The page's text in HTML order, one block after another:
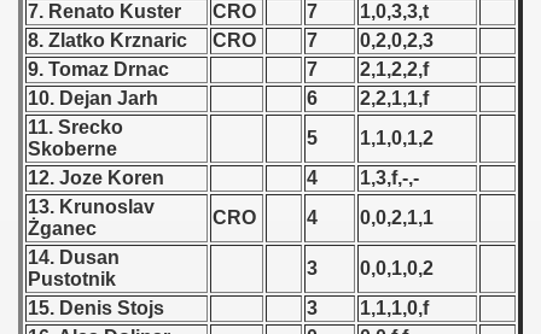
7. Renato Kuster
CRO 7
1,0,3,3,t
8. Zlatko Krznaric
CRO 7
0,2,0,2,3
9. Tomaz Drnac
7
2,1,2,2,f
10. Dejan Jarh
6
2,2,1,1,f
11. Srecko
Skoberne
5
1,1,0,1,2
12. Joze Koren
4
1,3,f,-,-
13. Krunoslav
Żganec
CRO 4
0,0,2,1,1
14. Dusan
Pustotnik
3
0,0,1,0,2
15. Denis Stojs
3
1,1,1,0,f
- 1960
- 1961
- 1962
- 1963
- 1964
- 1965
- 1966